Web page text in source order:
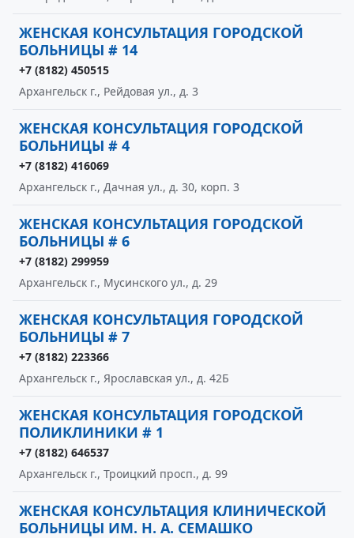
ЖЕНСКАЯ КОНСУЛЬТАЦИЯ ГОРОДСКОЙ
БОЛЬНИЦЫ # 14
+7 (8182) 450515
Архангельск г., Рейдовая ул., д. 3
ЖЕНСКАЯ КОНСУЛЬТАЦИЯ ГОРОДСКОЙ
БОЛЬНИЦЫ # 4
+7 (8182) 416069
Архангельск г., Дачная ул., д. 30, корп. 3
ЖЕНСКАЯ КОНСУЛЬТАЦИЯ ГОРОДСКОЙ
БОЛЬНИЦЫ # 6
+7 (8182) 299959
Архангельск г., Мусинского ул., д. 29
ЖЕНСКАЯ КОНСУЛЬТАЦИЯ ГОРОДСКОЙ
БОЛЬНИЦЫ # 7
+7 (8182) 223366
Архангельск г., Ярославская ул., д. 42Б
ЖЕНСКАЯ КОНСУЛЬТАЦИЯ ГОРОДСКОЙ
ПОЛИКЛИНИКИ # 1
+7 (8182) 646537
Архангельск г., Троицкий просп., д. 99
ЖЕНСКАЯ КОНСУЛЬТАЦИЯ КЛИНИЧЕСКОЙ
БОЛЬНИЦЫ ИМ. Н. А. СЕМАШКО